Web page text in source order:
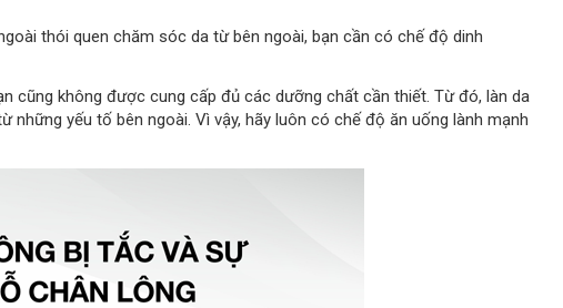
thói quen chăm sóc da từ bên ngoài, bạn cần có chế độ dinh
cũng không được cung cấp đủ các dưỡng chất cần thiết. Từ đó, làn da
yếu tố bên ngoài. Vì vậy, hãy luôn có chế độ ăn uống lành mạnh